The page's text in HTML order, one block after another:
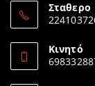
Σταθερο
in
your
Κινητό